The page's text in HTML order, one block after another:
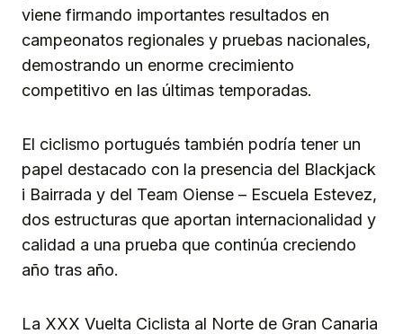
viene firmando importantes resultados en
campeonatos regionales y pruebas nacionales,
demostrando un enorme crecimiento
competitivo en las últimas temporadas.
El ciclismo portugués también podría tener un
papel destacado con la presencia del Blackjack
i Bairrada y del Team Oiense – Escuela Estevez,
dos estructuras que aportan internacionalidad y
calidad a una prueba que continúa creciendo
año tras año.
La XXX Vuelta Ciclista al Norte de Gran Canaria